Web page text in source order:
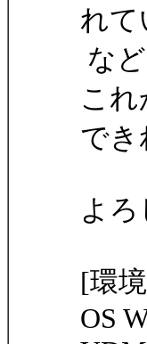
れて
な
こ
でき
よ
[環
OS